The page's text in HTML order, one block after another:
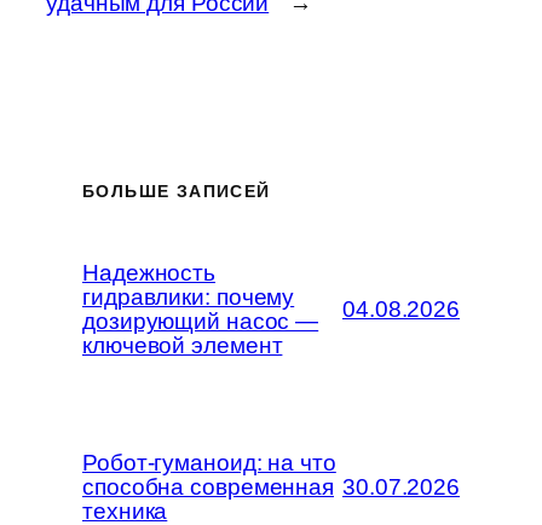
БОЛЬШЕ ЗАПИСЕЙ
Надежность
гидравлики: почему
дозирующий насос —
ключевой элемент
04.08.2026
Робот-гуманоид: на что
способна современная
техника
30.07.2026